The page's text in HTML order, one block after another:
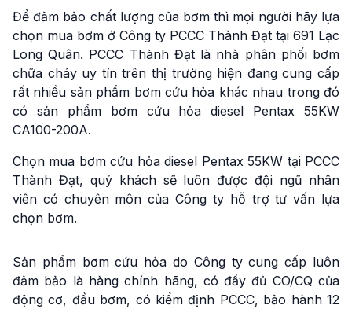
Để đảm bảo chất lượng của bơm thì mọi người hãy lựa
chọn mua bơm ở Công ty PCCC Thành Đạt tại 691 Lạc
Long Quân. PCCC Thành Đạt là nhà phân phối bơm
chữa cháy uy tín trên thị trường hiện đang cung cấp
rất nhiều sản phẩm bơm cứu hỏa khác nhau trong đó
có sản phẩm bơm cứu hỏa diesel Pentax 55KW
CA100-200A.
Chọn mua bơm cứu hỏa diesel Pentax 55KW tại PCCC
Thành Đạt, quý khách sẽ luôn được đội ngũ nhân
viên có chuyên môn của Công ty hỗ trợ tư vấn lựa
chọn bơm.
Sản phẩm bơm cứu hỏa do Công ty cung cấp luôn
đảm bảo là hàng chính hãng, có đầy đủ CO/CQ của
động cơ, đầu bơm, có kiểm định PCCC, bảo hành 12